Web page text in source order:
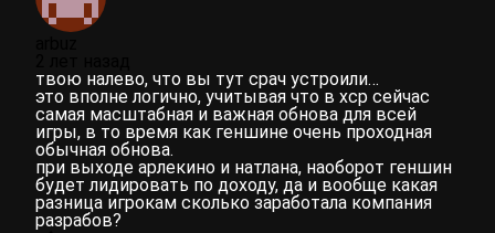
твою налево, что вы тут срач устроили…
это вполне логично, учитывая что в хср сейчас
самая масштабная и важная обнова для всей
игры, в то время как геншине очень проходная
обычная обнова.
при выходе арлекино и натлана, наоборот геншин
будет лидировать по доходу, да и вообще какая
разница игрокам сколько заработала компания
разрабов?